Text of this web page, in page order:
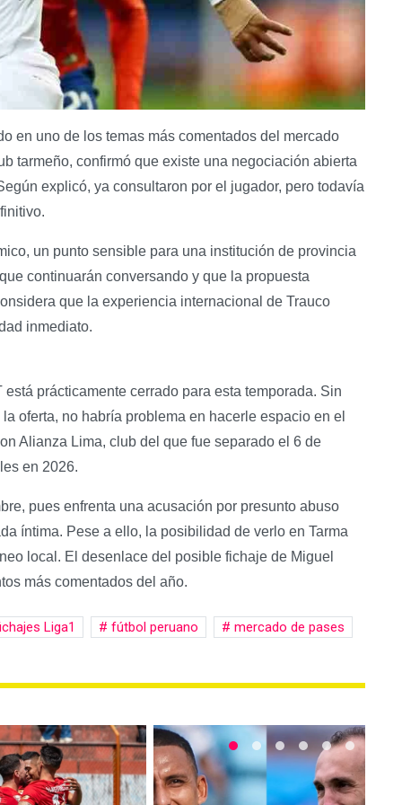
en uno de los temas más comentados del mercado
tarmeño, confirmó que existe una negociación abierta
explicó, ya consultaron por el jugador, pero todavía
un punto sensible para una institución de provincia
continuarán conversando y que la propuesta
que la experiencia internacional de Trauco
inmediato.​
prácticamente cerrado para esta temporada. Sin
oferta, no habría problema en hacerle espacio en el
Alianza Lima, club del que fue separado el 6 de
en 2026.​
pues enfrenta una acusación por presunto abuso
íntima. Pese a ello, la posibilidad de verlo en Tarma
local. El desenlace del posible fichaje de Miguel
más comentados del año.
Liga1 fútbol peruano mercado de pases